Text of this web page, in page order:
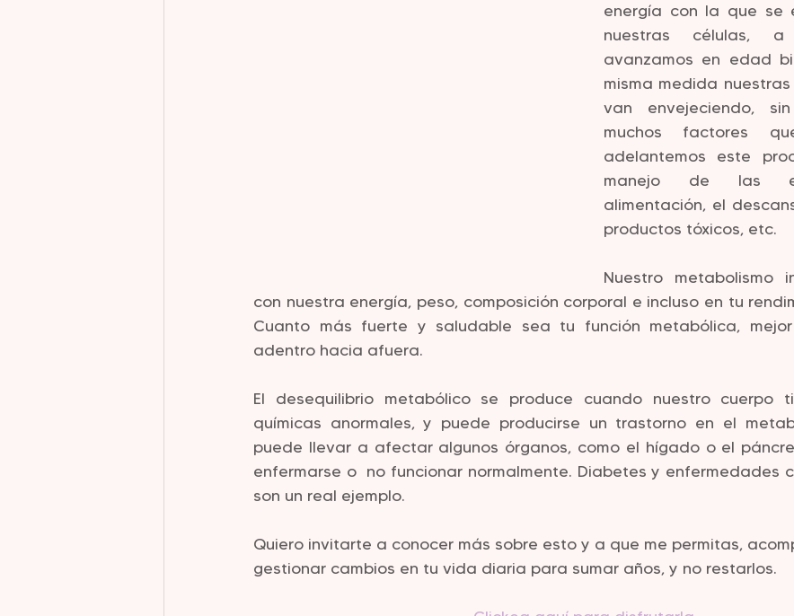
energía con la que se
nuestras células,
avanzamos en edad
misma medida
van envejeciendo,
muchos factores
adelantemos este
manejo de las
alimentación, el
productos tóxicos, etc.
Nuestro metabolismo
con nuestra energía, peso, composición corporal e incluso en tu
Cuanto más fuerte y saludable sea tu función metabólica,
adentro hacia afuera.
El desequilibrio metabólico se produce cuando nuestro cuerpo
químicas anormales, y puede producirse un trastorno en el
puede llevar a afectar algunos órganos, como el hígado o el
enfermarse o  no funcionar normalmente. Diabetes y enfermedades
son un real ejemplo.
Quiero invitarte a conocer más sobre esto y a que me permitas,
gestionar cambios en tu vida diaria para sumar años, y no restarlos.